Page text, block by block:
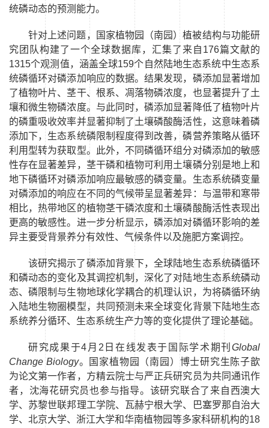
统磷动态的预测能力。
针对上述问题，国家植物园（南园）植被结构与功能研
究团队构建了一个全球数据库，汇集了来自 176篇文献的
1315个观测值，涵盖全球159个自然陆地生态系统中生态系
统磷循环对磷添加响应的数据。结果发现，磷添加显著增加
了植物叶片、茎干、根系、凋落物磷浓度，也显著提升了土
壤和微生物磷浓度。与此同时，磷添加显著降低了植物叶片
的磷重吸收效率并显著抑制了土壤磷酸酶活性，这意味着磷
添加下，生态系统磷限制程度得到改善，磷营养策略从循环
利用型转为获取型。此外，不同磷循环组分对磷添加的敏感
性存在显著差异，茎干磷和植物可利用土壤磷分别是地上和
地下磷循环对磷添加响应最敏感的磷变量。生态系统磷变量
对磷添加的响应在不同的气候带呈显著差异：与温带和寒带
相比，热带地区的植物茎干磷浓度和土壤磷酸酶活性表现出
更高的敏感性。进一步分析显示，磷添加对磷循环影响的差
异主要受背景养分有效性、气候条件以及施肥方案调控。
该研究揭示了磷添加背景下，全球陆地生态系统磷循环
和磷动态的变化及其调控机制，深化了对陆地生态系统磷动
态、磷限制与生物地球化学耦合的机理认识，为将磷循环纳
入陆地生物圈模型，共同预测未来全球变化背景下陆地生态
系统养分循环、生态系统生产力等的变化提供了理论基础。
研究成果于4 月 2 日在线发表于国际学术期刊Global
Change Biology。 国家植物园（南园）博士研究生陈子歆
为论文第一作者，方精云院士与严正兵研究员为共同通讯作
者，沈海花研究员也参与指导。该研究联合了来自西澳大
学、苏黎世联邦理工学院、瓦赫宁根大学、巴塞罗那自治大
学、北京大学、浙江大学和华南植物园等多家科研机构的18